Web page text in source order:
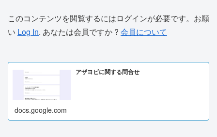
このコンテンツを閲覧するにはログインが必要です。お願
い Log In. あなたは会員ですか ? 会員について
アザヨビに関する問合せ
docs.google.com